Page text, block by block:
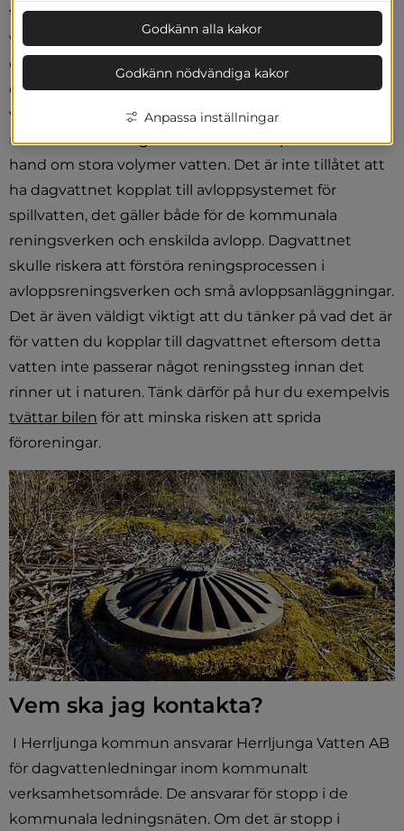
tas upp av växter. När vi bygger hus, parkeringar och
vägar hindrar vi vattnet från att rinna ner i marken
och vi kan få problem med exempelvis
översvämningar. För att förhindra att detta sker leds
vattnet bort på olika sätt. Det är viktigt att systemet
man leder bort dagvattnet med är anpassat för att ta
hand om stora volymer vatten. Det är inte tillåtet att
ha dagvattnet kopplat till avloppsystemet för
spillvatten, det gäller både för de kommunala
reningsverken och enskilda avlopp. Dagvattnet
skulle riskera att förstöra reningsprocessen i
avloppsreningsverken och små avloppsanläggningar.
Det är även väldigt viktigt att du tänker på vad det är
för vatten du kopplar till dagvattnet eftersom detta
vatten inte passerar något reningssteg innan det
tvättar bilen för att minska risken att sprida
föroreningar.
Vem ska jag kontakta?
I Herrljunga kommun ansvarar Herrljunga Vatten AB
för dagvattenledningar inom kommunalt
verksamhetsområde. De ansvarar för stopp i de
kommunala ledningsnäten. Om det är stopp i
Godkänn alla kakor
Godkänn nödvändiga kakor
Anpassa inställningar